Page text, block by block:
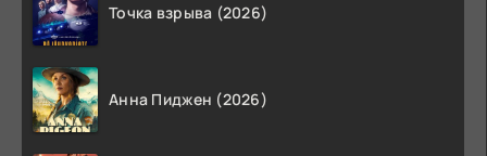
Точка взрыва (2026)
Анна Пиджен (2026)